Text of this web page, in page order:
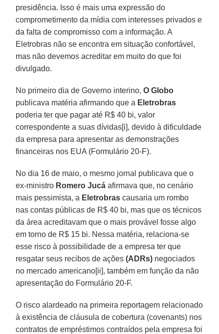
presidência. Isso é mais uma expressão do
comprometimento da mídia com interesses privados e
da falta de compromisso com a informação. A
Eletrobras não se encontra em situação confortável,
mas não devemos acreditar em muito do que foi
divulgado.
No primeiro dia de Governo interino,O Globo
publicava matéria afirmando que a Eletrobras
poderia ter que pagar até R$ 40 bi, valor
correspondente a suas dívidas[i], devido à dificuldade
da empresa para apresentar as demonstrações
financeiras nos EUA (Formulário 20-F).
No dia 16 de maio, o mesmo jornal publicava que o
ex-ministro Romero Jucá afirmava que, no cenário
mais pessimista, a Eletrobras causaria um rombo
nas contas públicas de R$ 40 bi, mas que os técnicos
da área acreditavam que o mais provável fosse algo
em torno de R$ 15 bi. Nessa matéria, relaciona-se
esse risco à possibilidade de a empresa ter que
resgatar seus recibos de ações(ADRs) negociados
no mercado americano[ii], também em função da não
apresentação do Formulário 20-F.
O risco alardeado na primeira reportagem relacionado
à existência de cláusula de cobertura (covenants) nos
contratos de empréstimos contraídos pela empresa foi